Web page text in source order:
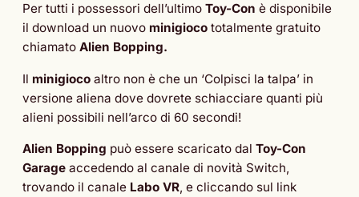
Per tutti i possessori dell’ultimo Toy-Con è disponibile
il download un nuovo minigioco totalmente gratuito
chiamato Alien Bopping.
Il minigioco altro non è che un ‘Colpisci la talpa’ in
versione aliena dove dovrete schiacciare quanti più
alieni possibili nell’arco di 60 secondi!
Alien Bopping può essere scaricato dal Toy-Con
Garage accedendo al canale di novità Switch,
trovando il canale Labo VR, e cliccando sul link